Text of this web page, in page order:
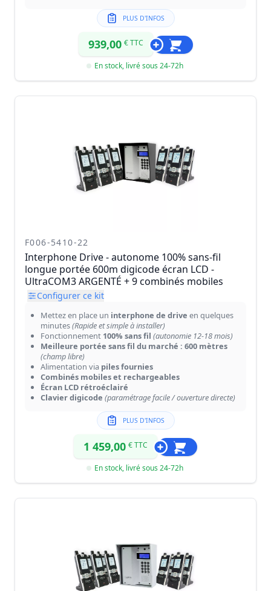
PLUS D'INFOS
939,00 € TTC
En stock, livré sous 24-72h
F006-5410-22
Interphone Drive - autonome 100% sans-fil
longue portée 600m digicode écran LCD -
UltraCOM3 ARGENTÉ + 9 combinés mobiles
Configurer ce kit
Mettez en place un interphone de drive en quelques
minutes(Rapide et simple à installer)
Fonctionnement 100% sans fil (autonomie 12-18 mois)
Meilleure portée sans fil du marché : 600 mètres
(champ libre)
Alimentation via piles fournies
Combinés mobiles et rechargeables
Écran LCD rétroéclairé
Clavier digicode (paramétrage facile / ouverture directe)
PLUS D'INFOS
1 459,00 € TTC
En stock, livré sous 24-72h